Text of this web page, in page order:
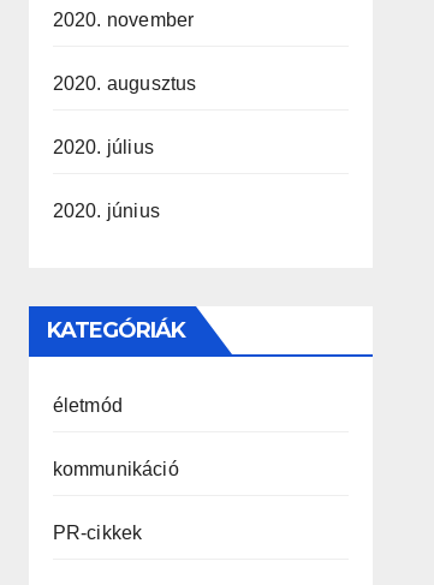
2020. november
2020. augusztus
2020. július
2020. június
KATEGÓRIÁK
életmód
kommunikáció
PR-cikkek